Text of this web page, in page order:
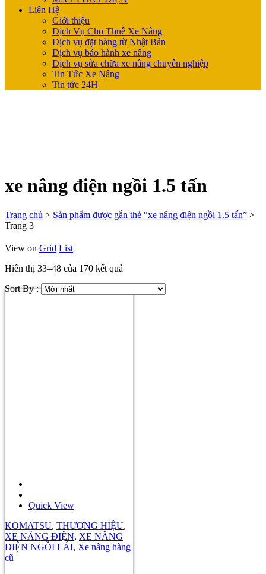
Liên Hệ
Giới thiệu
Dịch Vụ Cho Thuê Xe Nâng
Dịch vụ đặt hàng từ Nhật Bản
Dịch vụ bảo hành xe nâng
Dịch vụ sửa chữa xe nâng chuyên nghiệp
Tin Tức Xe Nâng
Tin tức 24H
xe nâng điện ngồi 1.5 tấn
Trang chủ > Sản phẩm được gắn thẻ “xe nâng điện ngồi 1.5 tấn” >
Trang 3
View on Grid List
Hiển thị 33–48 của 170 kết quả
Sort By :
Quick View
KOMATSU, THƯƠNG HIỆU,
XE NÂNG ĐIỆN, XE NÂNG
ĐIỆN NGỒI LÁI, Xe nâng hàng
cũ